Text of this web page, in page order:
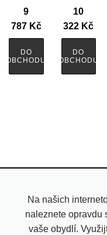
9
787 Kč
DO
OBCHODU
10
322 Kč
DO
OBCHODU
Na našich
naleznete opravdu
vaše obydlí.